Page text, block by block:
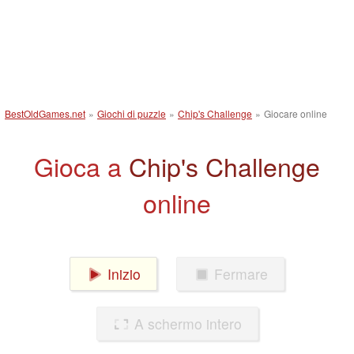
BestOldGames.net » Giochi di puzzle » Chip's Challenge » Giocare online
Gioca a Chip's Challenge
online
Inizio Fermare
A schermo intero